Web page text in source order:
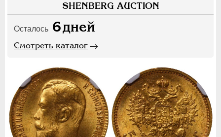
SHENBERG AUCTION
Осталось 6дней
Смотреть каталог